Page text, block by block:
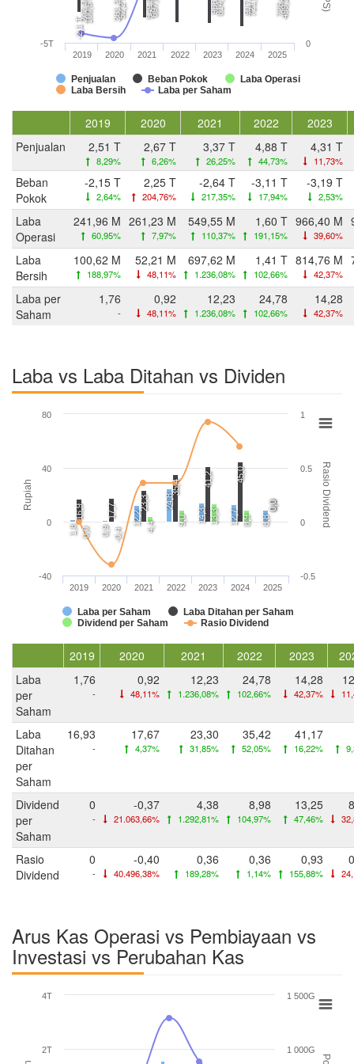
-2,1 T
100,6 M
Penjualan Beban Pokok
Laba Operasi
Laba Bersih
Laba per Saham
2019 2020 2021 2022 2023 2024 2025
-5T 0
2019 2020 2021 2022
2023
Penjualan
2,51 T
8,29%
2,67 T
6,26%
3,37 T
26,25%
4,88 T
44,73%
4,31 T
11,73%
Beban
Pokok
-2,15 T
2,64%
2,25 T
204,76%
-2,64 T
217,35%
-3,11 T
17,94%
-3,19 T
2,53%
Laba
Operasi
241,96 M
60,95%
261,23 M
7,97%
549,55 M
110,37%
1,60 T
191,15%
966,40 M
39,60%
Laba
Bersih
100,62 M
188,97%
52,21 M
48,11%
697,62 M
1.236,08%
1,41 T
102,66%
814,76 M
42,37%
Laba per
Saham
1,76
-
0,92
48,11%
12,23
1.236,08%
24,78
102,66%
14,28
42,37%
Laba vs Laba Ditahan vs Dividen
Rupiah Rasio Dividend
1,8 0,9
12,2
24,8
14,3
12,7 8,8
16,9 17,7 23,3
35,4 41,2 45,0
0,0
0,0 -0,4
4,4
9,0 13,3 8,9
0,0
Laba per Saham
Laba Ditahan per Saham
Dividend per Saham
Rasio Dividend
2019 2020 2021 2022 2023 2024 2025
-40
0
40
80
-0.5
0
0.5
1
2019 2020 2021 2022 2023
Laba
per
Saham
1,76
-
0,92
48,11%
12,23
1.236,08%
24,78
102,66%
14,28
42,37%
Laba
Ditahan
per
Saham
16,93
-
17,67
4,37%
23,30
31,85%
35,42
52,05%
41,17
16,22%
Dividend
per
Saham
0
-
-0,37
21.063,66%
4,38
1.292,81%
8,98
104,97%
13,25
47,46%
Rasio
Dividend
0
-
-0,40
40.496,38%
0,36
189,28%
0,36
1,14%
0,93
155,88%
Arus Kas Operasi vs Pembiayaan vs
Investasi vs Perubahan Kas
2T
4T
1 000G
1 500G